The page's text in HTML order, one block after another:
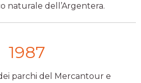
naturale dell’Argentera.
1987
parchi del Mercantour e